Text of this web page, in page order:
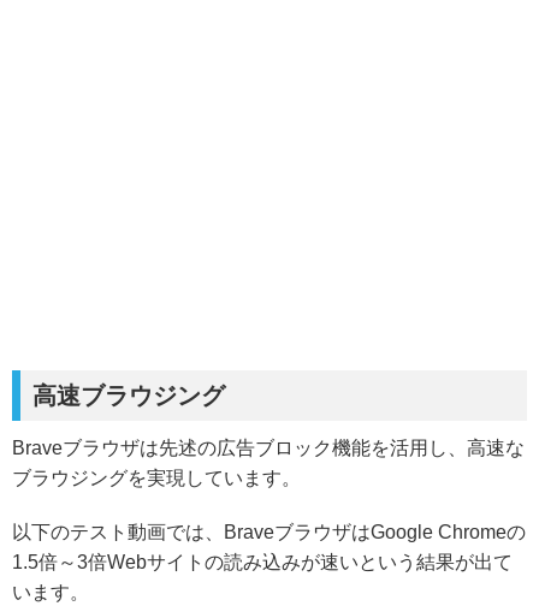
高速ブラウジング
Braveブラウザは先述の広告ブロック機能を活用し、高速な
ブラウジングを実現しています。
以下のテスト動画では、BraveブラウザはGoogle Chromeの
1.5倍～3倍Webサイトの読み込みが速いという結果が出て
います。